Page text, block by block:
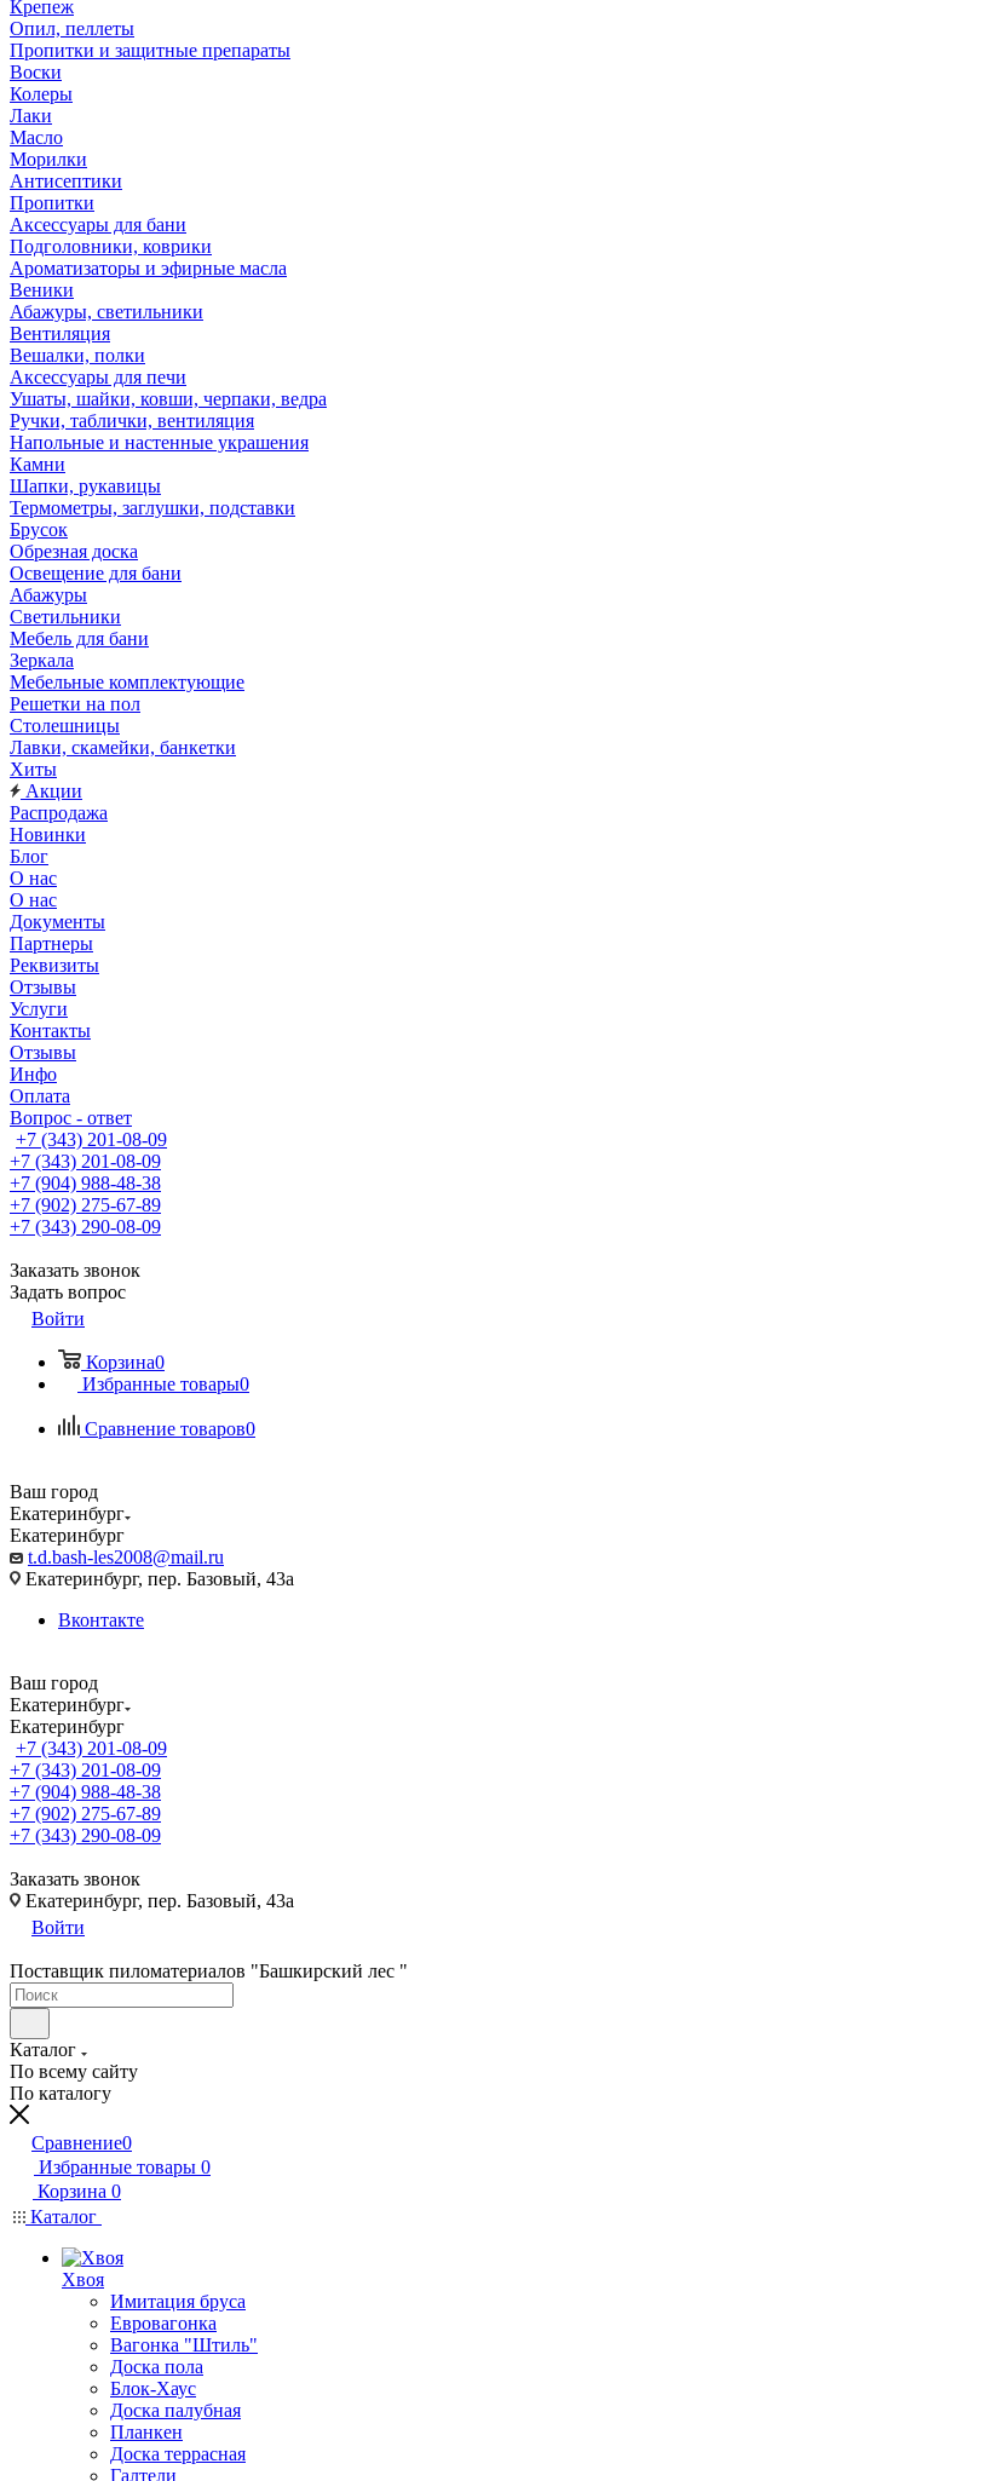
Крепеж
Опил, пеллеты
Пропитки и защитные препараты
Воски
Колеры
Лаки
Масло
Морилки
Антисептики
Пропитки
Аксессуары для бани
Подголовники, коврики
Ароматизаторы и эфирные масла
Веники
Абажуры, светильники
Вентиляция
Вешалки, полки
Аксессуары для печи
Ушаты, шайки, ковши, черпаки, ведра
Ручки, таблички, вентиляция
Напольные и настенные украшения
Камни
Шапки, рукавицы
Термометры, заглушки, подставки
Брусок
Обрезная доска
Освещение для бани
Абажуры
Светильники
Мебель для бани
Зеркала
Мебельные комплектующие
Решетки на пол
Столешницы
Лавки, скамейки, банкетки
Хиты
Акции
Распродажа
Новинки
Блог
О нас
О нас
Документы
Партнеры
Реквизиты
Отзывы
Услуги
Контакты
Отзывы
Инфо
Оплата
Вопрос - ответ
+7 (343) 201-08-09
+7 (343) 201-08-09
+7 (904) 988-48-38
+7 (902) 275-67-89
+7 (343) 290-08-09
Заказать звонок
Задать вопрос
Войти
Корзина0
Избранные товары0
Сравнение товаров0
Ваш город
Екатеринбург
Екатеринбург
t.d.bash-les2008@mail.ru
Екатеринбург, пер. Базовый, 43а
Вконтакте
Ваш город
Екатеринбург
Екатеринбург
+7 (343) 201-08-09
+7 (343) 201-08-09
+7 (904) 988-48-38
+7 (902) 275-67-89
+7 (343) 290-08-09
Заказать звонок
Екатеринбург, пер. Базовый, 43а
Войти
Поставщик пиломатериалов "Башкирский лес "
Каталог
По всему сайту
По каталогу
Сравнение0
Избранные товары 0
Корзина 0
Каталог
Хвоя
Имитация бруса
Евровагонка
Вагонка "Штиль"
Доска пола
Блок-Хаус
Доска палубная
Планкен
Доска террасная
Галтели